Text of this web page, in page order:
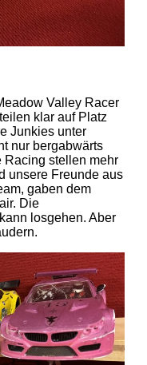
Valley Racer
klar auf Platz
Junkies unter
nur bergabwärts
Racing stellen mehr
unsere Freunde aus
gaben dem
Die
losgehen. Aber